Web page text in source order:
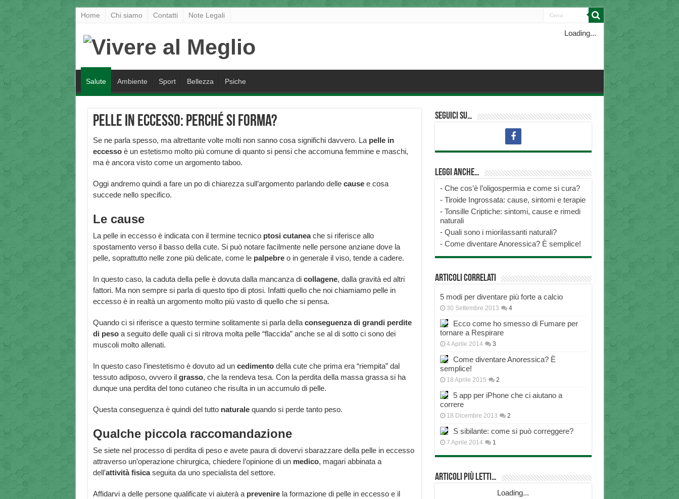
Home Chi siamo Contatti Note Legali
Loading...
Salute Ambiente Sport Bellezza Psiche
Pelle in eccesso: perché si forma?
Se ne parla spesso, ma altrettante volte molti non sanno cosa significhi davvero. La pelle in
eccessoè un estetismo molto più comune di quanto si pensi che accomuna femmine e maschi,
ma è ancora visto come un argomento taboo.
Oggi andremo quindi a fare un po di chiarezza sull’argomento parlando delle causee cosa
succede nello specifico.
Le cause
La pelle in eccesso è indicata con il termine tecnico ptosi cutaneache si riferisce allo
spostamento verso il basso della cute. Si può notare facilmente nelle persone anziane dove la
pelle, soprattutto nelle zone più delicate, come le palpebreo in generale il viso, tende a cadere.
In questo caso, la caduta della pelle è dovuta dalla mancanza di collagene, dalla gravità ed altri
fattori. Ma non sempre si parla di questo tipo di ptosi. Infatti quello che noi chiamiamo pelle in
eccesso è in realtà un argomento molto più vasto di quello che si pensa.
Quando ci si riferisce a questo termine solitamente si parla della conseguenza di grandi perdite
di pesoa seguito delle quali ci si ritrova molta pelle “flaccida” anche se al di sotto ci sono dei
muscoli molto allenati.
In questo caso l’inestetismo è dovuto ad un cedimentodella cute che prima era “riempita” dal
tessuto adiposo, ovvero il grasso, che la rendeva tesa. Con la perdita della massa grassa si ha
dunque una perdita del tono cutaneo che risulta in un accumulo di pelle.
Questa conseguenza è quindi del tutto naturalequando si perde tanto peso.
Qualche piccola raccomandazione
Se siete nel processo di perdita di peso e avete paura di dovervi sbarazzare della pelle in eccesso
attraverso un’operazione chirurgica, chiedere l’opinione di un medico, magari abbinata a
dell’attività fisicaseguita da uno specialista del settore.
Affidarvi a delle persone qualificate vi aiuterà a prevenirela formazione di pelle in eccesso e il
Seguici su…
Leggi anche…
- Che cos’è l’oligospermia e come si cura?
- Tiroide Ingrossata: cause, sintomi e terapie
- Tonsille Criptiche: sintomi, cause e rimedi
naturali
- Quali sono i miorilassanti naturali?
- Come diventare Anoressica? È semplice!
Articoli correlati
5 modi per diventare più forte a calcio
30 Settembre 2013 4
Ecco come ho smesso di Fumare per
tornare a Respirare
4 Aprile 2014 3
Come diventare Anoressica? È
semplice!
18 Aprile 2015 2
5 app per iPhone che ci aiutano a
correre
18 Dicembre 2013 2
S sibilante: come si può correggere?
7 Aprile 2014 1
Articoli più Letti…
Loading...